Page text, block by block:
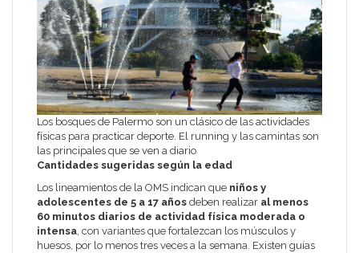
Los bosques de Palermo son un clásico de las actividades
físicas para practicar deporte. El running y las camintas son
las principales que se ven a diario
Cantidades sugeridas según la edad
Los lineamientos de la OMS indican que niños y
adolescentes de 5 a 17 años deben realizar al menos
60 minutos diarios de actividad física moderada o
intensa, con variantes que fortalezcan los músculos y
huesos, por lo menos tres veces a la semana. Existen guías